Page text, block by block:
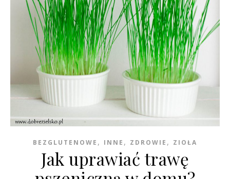
BEZGLUTENOWE , INNE , ZDROWIE , ZIOŁA
Jak uprawiać trawę